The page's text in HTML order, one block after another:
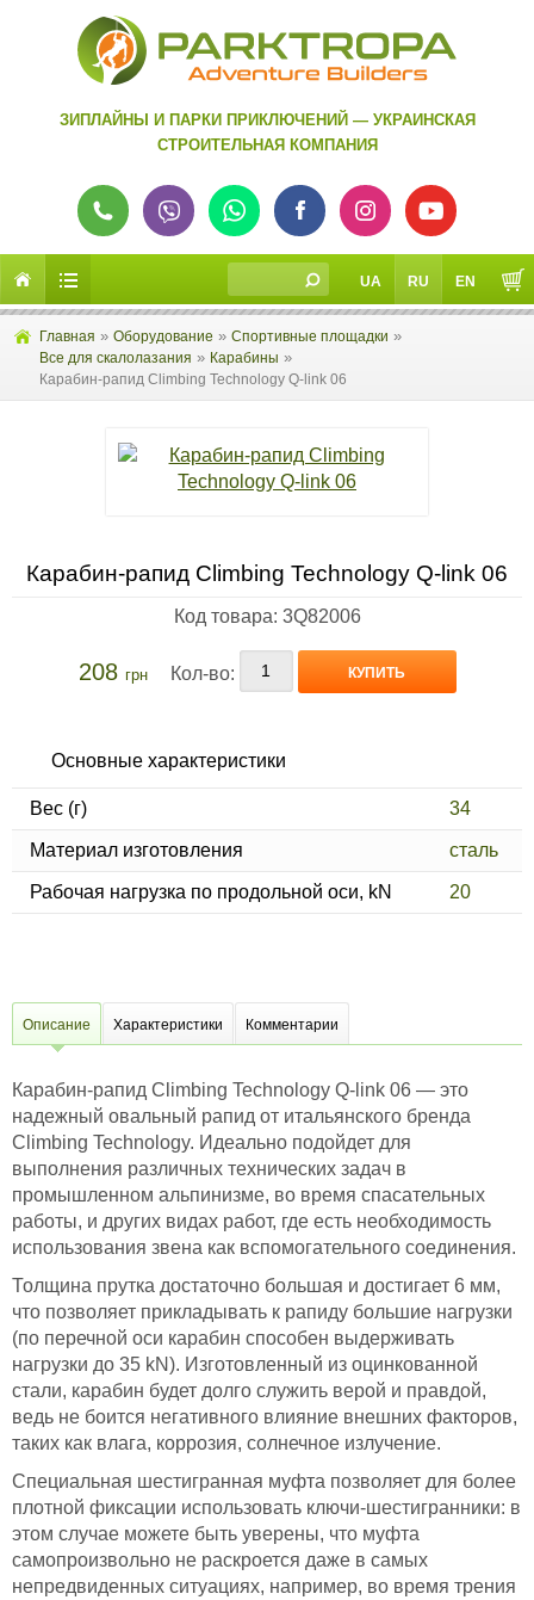
ЗИПЛАЙНЫ И ПАРКИ ПРИКЛЮЧЕНИЙ — УКРАИНСКАЯ
СТРОИТЕЛЬНАЯ КОМПАНИЯ
UA RU EN
Главная » Оборудование » Спортивные площадки »
Все для скалолазания » Карабины »
Карабин-рапид Climbing Technology Q-link 06
Карабин-рапид Climbing Technology Q-link 06
Код товара: 3Q82006
208 грн Кол-во: КУПИТЬ
Основные характеристики
Вес (г) 34
Материал изготовления сталь
Рабочая нагрузка по продольной оси, kN 20
Описание Характеристики Комментарии
Карабин-рапид Climbing Technology Q-link 06 — это
надежный овальный рапид от итальянского бренда
Climbing Technology. Идеально подойдет для
выполнения различных технических задач в
промышленном альпинизме, во время спасательных
работы, и других видах работ, где есть необходимость
использования звена как вспомогательного соединения.
Толщина прутка достаточно большая и достигает 6 мм,
что позволяет прикладывать к рапиду большие нагрузки
(по перечной оси карабин способен выдерживать
нагрузки до 35 kN). Изготовленный из оцинкованной
стали, карабин будет долго служить верой и правдой,
ведь не боится негативного влияние внешних факторов,
таких как влага, коррозия, солнечное излучение.
Специальная шестигранная муфта позволяет для более
плотной фиксации использовать ключи-шестигранники: в
этом случае можете быть уверены, что муфта
самопроизвольно не раскроется даже в самых
непредвиденных ситуациях, например, во время трения